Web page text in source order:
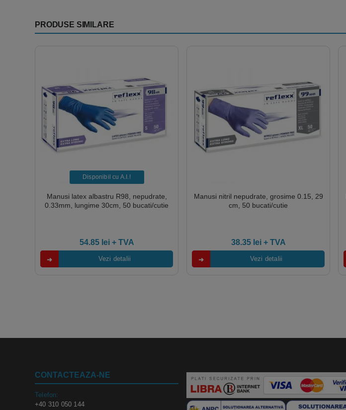
PRODUSE SIMILARE
Disponibil cu A.I.​!
Manusi latex albastru R98, nepudrate,
0.33mm, lungime 30cm, 50 bucati/cutie
54.85 lei+ TVA
Vezi detalii
Manusi nitril nepudrate, grosime 0.15, 29
cm, 50 bucati/cutie
38.35 lei+ TVA
Vezi detalii
CONTACTEAZA-NE
Telefon:
+40 310 050 144